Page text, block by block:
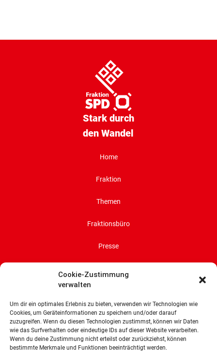
Cookie-Zustimmung
verwalten
Um dir ein optimales Erlebnis zu bieten, verwenden wir Technologien wie
Cookies, um Geräteinformationen zu speichern und/oder darauf
zuzugreifen. Wenn du diesen Technologien zustimmst, können wir Daten
wie das Surfverhalten oder eindeutige IDs auf dieser Website verarbeiten.
Wenn du deine Zustimmung nicht erteilst oder zurückziehst, können
bestimmte Merkmale und Funktionen beeinträchtigt werden.
Stark durch
den Wandel
Home
Fraktion
Themen
Fraktionsbüro
Presse
Cookie-Richtlinie (EU)
SPD-Bürgerschaftsfraktion
Land Bremen